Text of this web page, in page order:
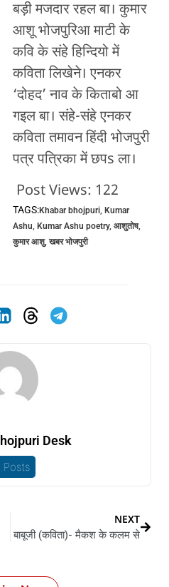
बड़ी मजदार रहल बा। कुमार
आशू भोजपुरिआ माटी के
कवि के संहे हिन्दियो में
कविता लिखेने। एनकर
‘दोहद’ नाव के किताबो आ
गइल बा। संहे-संहे एनकर
कविता तमावन हिंदी भोजपुरी
पत्र पत्रिका में छपs ला।
Post Views: 122
TAGS:Khabar bhojpuri, Kumar
Ashu, Kumar Ashu poetry, आशुतोष,
कुमार आशु, खबर भोजपुरी
Desk
Posts
NEXT
बाबूजी (कविता)- मैकश के कलम से